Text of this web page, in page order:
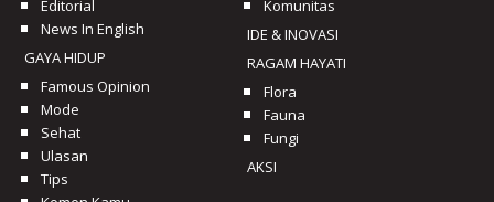
Editorial
News In English
GAYA HIDUP
Famous Opinion
Mode
Sehat
Ulasan
Tips
Komunitas
IDE & INOVASI
RAGAM HAYATI
Flora
Fauna
Fungi
AKSI